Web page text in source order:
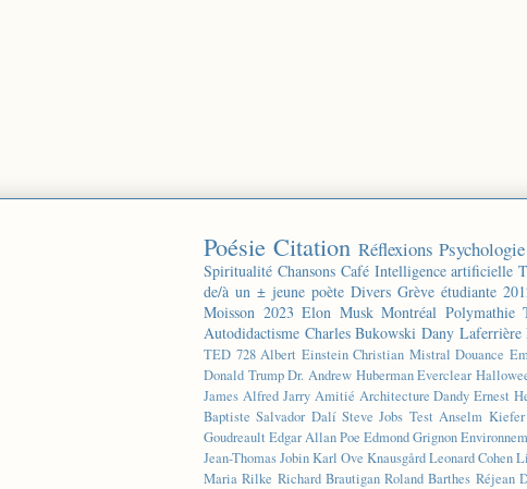
Poésie Citation Réflexions Psychologie
Spiritualité Chansons Café Intelligence artificielle
de/à un ± jeune poète Divers Grève étudiante
Moisson 2023 Elon Musk Montréal Polymathie
Autodidactisme Charles Bukowski Dany Laferrière
TED 728 Albert Einstein Christian Mistral Douance
Donald Trump Dr. Andrew Huberman Everclear
James Alfred Jarry Amitié Architecture Dandy Ernest
Baptiste Salvador Dalí Steve Jobs Test Anselm Kiefer
Goudreault Edgar Allan Poe Edmond Grignon
Jean-Thomas JobinKarl Ove KnausgårdLeonard Cohen
Maria Rilke Richard Brautigan Roland Barthes Réjean